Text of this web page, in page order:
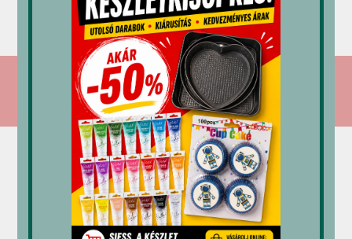
6,046Ft
3,380Ft
2,565